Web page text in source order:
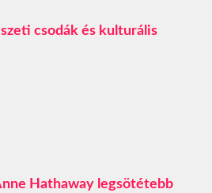
csodák és kulturális
Hathaway legsötétebb